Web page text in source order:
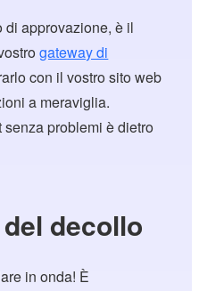
di approvazione, è il
gateway di
con il vostro sito web
a meraviglia.
problemi è dietro
decollo
in onda! È